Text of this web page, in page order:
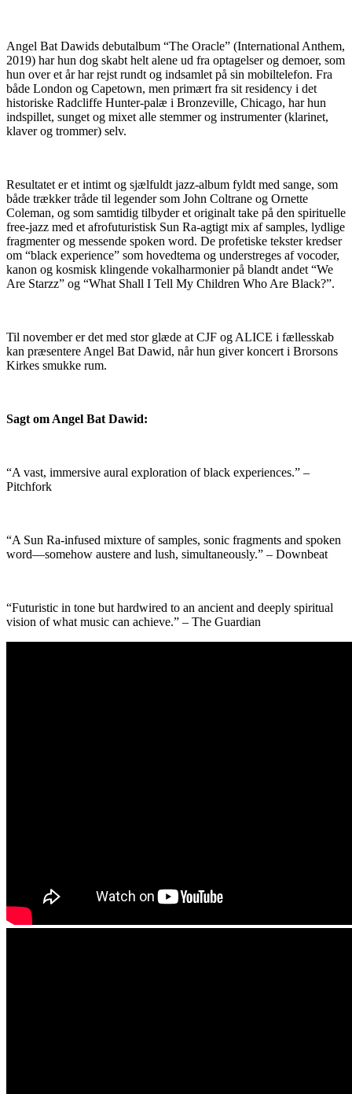
Angel Bat Dawids debutalbum “The Oracle” (International Anthem,
2019) har hun dog skabt helt alene ud fra optagelser og demoer, som
hun over et år har rejst rundt og indsamlet på sin mobiltelefon. Fra
både London og Capetown, men primært fra sit residency i det
historiske Radcliffe Hunter-palæ i Bronzeville, Chicago, har hun
indspillet, sunget og mixet alle stemmer og instrumenter (klarinet,
klaver og trommer) selv.
Resultatet er et intimt og sjælfuldt jazz-album fyldt med sange, som
både trækker tråde til legender som John Coltrane og Ornette
Coleman, og som samtidig tilbyder et originalt take på den spirituelle
free-jazz med et afrofuturistisk Sun Ra-agtigt mix af samples, lydlige
fragmenter og messende spoken word. De profetiske tekster kredser
om “black experience” som hovedtema og understreges af vocoder,
kanon og kosmisk klingende vokalharmonier på blandt andet “We
Are Starzz” og “What Shall I Tell My Children Who Are Black?”.
Til november er det med stor glæde at CJF og ALICE i fællesskab
kan præsentere Angel Bat Dawid, når hun giver koncert i Brorsons
Kirkes smukke rum.
Sagt om Angel Bat Dawid:
“A vast, immersive aural exploration of black experiences.” –
Pitchfork
“A Sun Ra-infused mixture of samples, sonic fragments and spoken
word—somehow austere and lush, simultaneously.” – Downbeat
“Futuristic in tone but hardwired to an ancient and deeply spiritual
vision of what music can achieve.” – The Guardian